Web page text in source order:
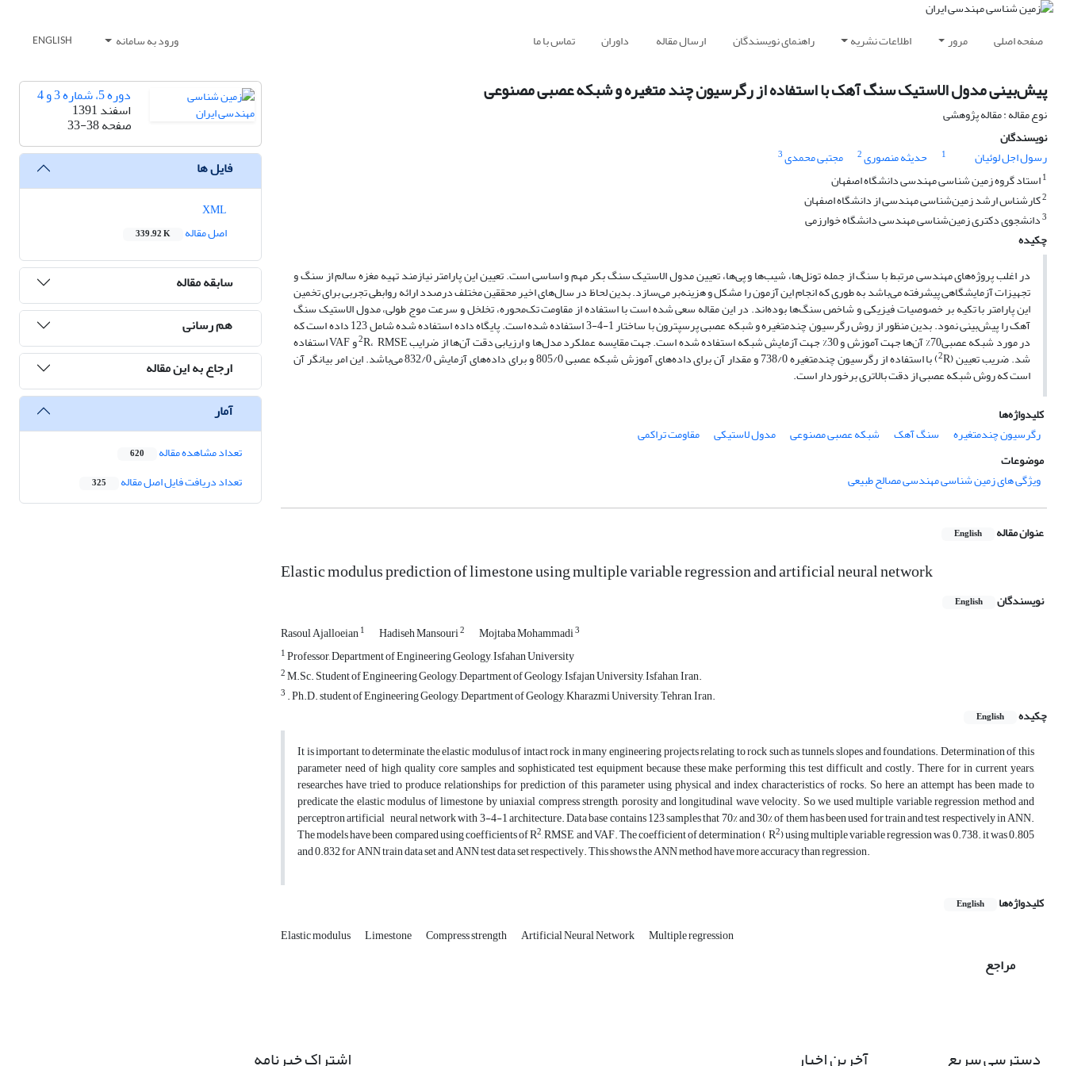
صفحه اصلی مرور اطلاعات نشریه راهنمای نویسندگان ارسال مقاله داوران تماس با ما ورود به سامانه ENGLISH
پیش‌بینی مدول الاستیک سنگ آهک با استفاده از رگرسیون چند متغیره و شبکه عصبی مصنوعی
نوع مقاله : مقاله پژوهشی
نویسندگان
رسول اجل لوئیان
1 حدیثه منصوری2 مجتبی محمدی3
1استاد گروه زمین شناسی مهندسی دانشگاه اصفهان
2کارشناس ارشد زمین‌شناسی مهندسی از دانشگاه اصفهان
3دانشجوی دکتری زمین‌شناسی مهندسی دانشگاه خوارزمی
چکیده
در اغلب پروژه‌های مهندسی مرتبط با سنگ از جمله تونل‌ها، شیب‌ها و پی‌ها، تعیین مدول الاستیک سنگ بکر مهم و اساسی است. تعیین این پارامتر نیازمند تهیه مغزه سالم از سنگ و
تجهیزات آزمایشگاهی پیشرفته می‌باشد به طوری که انجام این آزمون را مشکل و هزینه‌بر می‌سازد. بدین لحاظ در سال‌های اخیر محققین مختلف درصدد ارائه روابطی تجربی برای تخمین
این پارامتر با تکیه بر خصوصیات فیزیکی و شاخص سنگ‌ها بوده‌اند. در این مقاله سعی شده است با استفاده از مقاومت تک‌محوره، تخلخل و سرعت موج طولی، مدول الاستیک سنگ
آهک را پیش‌بینی نمود. بدین منظور از روش رگرسیون چندمتغیره و شبکه عصبی پرسپترون با ساختار 1-4-3 استفاده شده است. پایگاه داده استفاده شده شامل 123 داده است که
در مورد شبکه عصبی70% آن‌ها جهت آموزش و 30% جهت آزمایش شبکه استفاده شده است. جهت مقایسه عملکرد مدل‌ها و ارزیابی دقت آن‌ها از ضرایب 2 R، RMSE و VAF استفاده
شد. ضریب تعیین ( 2 R) با استفاده از رگرسیون چندمتغیره 738/0 و مقدار آن برای داده‌های آموزش شبکه عصبی 805/0 و برای داده‌های آزمایش 832/0 می‌باشد. این امر بیانگر آن
است که روش شبکه عصبی از دقت بالاتری برخوردار است.
کلیدواژه‌ها
رگرسیون چندمتغیره
سنگ آهک شبکه عصبی مصنوعی مدول لاستیکی
مقاومت تراکمی
موضوعات
ویژگی های زمین شناسی مهندسی مصالح طبیعی
عنوان مقاله English
Elastic modulus prediction of limestone using multiple variable regression and artificial neural network
نویسندگان English
Rasoul Ajalloeian1 Hadiseh Mansouri2 Mojtaba Mohammadi3
1Professor, Department of Engineering Geology, Isfahan University
2M.Sc. Student of Engineering Geology, Department of Geology, Isfajan University, Isfahan, Iran.
3 . Ph.D. student of Engineering Geology, Department of Geology, Kharazmi University, Tehran, Iran.
چکیده
English
It is important to determinate the elastic modulus of intact rock in many engineering projects relating to rock such as tunnels, slopes and foundations. Determination of this
parameter need of high quality core samples and sophisticated test equipment because these make performing this test difficult and costly. There for in current years,
researches have tried to produce relationships for prediction of this parameter using physical and index characteristics of rocks. So here an attempt has been made to
predicate the elastic modulus of limestone by uniaxial compress strength, porosity and longitudinal wave velocity. So we used multiple variable regression method and
perceptron artificial neural network with 3-4-1 architecture. Data base contains 123 samples that 70% and 30% of them has been used for train and test respectively in ANN.
The models have been compared using coefficients of R2, RMSE and VAF. The coefficient of determination ( R2) using multiple variable regression was 0.738. it was 0.805
and 0.832 for ANN train data set and ANN test data set respectively. This shows the ANN method have more accuracy than regression.
کلیدواژه‌ها English
Elastic modulus Limestone Compress strength Artificial Neural Network Multiple regression
مراجع
دوره 5، شماره 3 و 4
اسفند 1391
صفحه33-38
فایل ها
اصل مقاله
339.92 K
سابقه مقاله
هم رسانی
ارجاع به این مقاله
آمار
تعداد مشاهده مقاله 620
تعداد دریافت فایل اصل مقاله 325
دسترسی سریع آخرین اخبار اشتراک خبرنامه